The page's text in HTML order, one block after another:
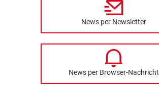
News per Newsletter
News per Browser-Nachricht